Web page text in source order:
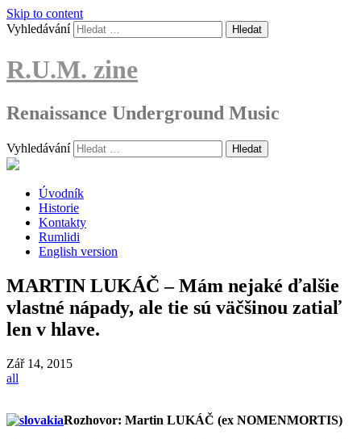
Skip to content
Vyhledávání
R.U.M. zine
Renaissance Underground Music
Vyhledávání
Úvodník
Historie
Kontakty
Rumlidi
English version
MARTIN LUKÁČ – Mám nejaké ďalšie
vlastné nápady, ale tie sú väčšinou zatiaľ
len v hlave.
Zář 14, 2015
all
Rozhovor: Martin LUKÁČ (ex NOMENMORTIS)